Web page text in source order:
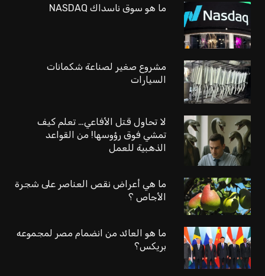
ما هو سوق ناسداك NASDAQ
مشروع صغير لصناعة شكمانات
السيارات
لا تحاول قتل الأفاعي… تعلم كيف
تمشي فوق رؤوسها! من القواعد
الذهبية للعمل
ما هي أعراض نقص العناصر على شجرة
الأجاص ؟
ما هو العائد من انضمام مصر لمجموعه
بريكس؟